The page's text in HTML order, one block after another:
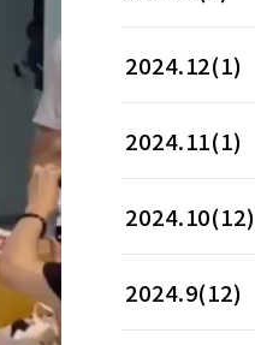
2024.12(1)
2024.11(1)
2024.10(12)
2024.9(12)